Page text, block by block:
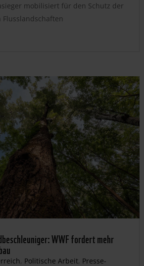
mobilisiert für den Schutz der
WWF fordert mehr
, Politische Arbeit, Presse-